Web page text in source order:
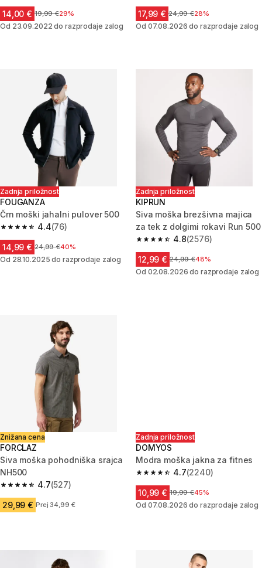
14,00 € Cena pred znižanjem
19,99 €29%
Od 23.09.2022 do razprodaje zalog
17,99 € Cena pred znižanjem
24,99 €28%
Od 07.08.2026 do razprodaje zalog
Zadnja priložnost
FOUGANZA
Črn moški jahalni pulover 500
4.4
4.4 od 5 zvezdic from 76 ocene
(76)
14,99 € Cena pred znižanjem
24,99 €40%
Od 28.10.2025 do razprodaje zalog
Zadnja priložnost
KIPRUN
Siva moška brezšivna majica
za tek z dolgimi rokavi Run 500
4.8
4.8 od 5 zvezdic from 2576
(2576)
12,99 € Cena pred znižanjem
24,99 €48%
Od 02.08.2026 do razprodaje zalog
Znižana cena
FORCLAZ
Siva moška pohodniška srajca
NH500
4.7
4.7 od 5 zvezdic from 527 ocene
(527)
29,99 € Prej 34,99 €
Zadnja priložnost
DOMYOS
Modra moška jakna za fitnes
4.7
4.7 od 5 zvezdic from 2240
(2240)
10,99 € Cena pred znižanjem
19,99 €45%
Od 07.08.2026 do razprodaje zalog